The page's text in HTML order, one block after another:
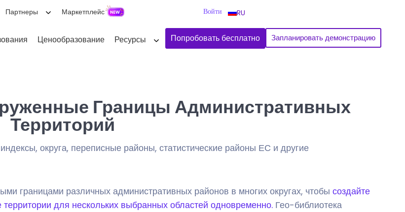
Партнеры Маркетплейс Войти RU
Ценообразование Ресурсы Попробовать бесплатно Запланировать демонстрацию
Границы Административных
Территорий
округа, переписные районы, статистические районы ЕС и другие
границами различных административных районов в многих округах, чтобы создайте
территории для нескольких выбранных областей одновременно. Гео-библиотека